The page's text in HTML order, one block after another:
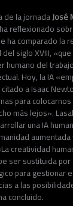
de la jornadaJosé
ha reflexionado
ha comparado la
siglo XVIII,
humano del
Hoy, la IA
a Isaac
para
más lejos».
una IA
creatividad
ser sustituida por
para gestionar
a las
concluido.